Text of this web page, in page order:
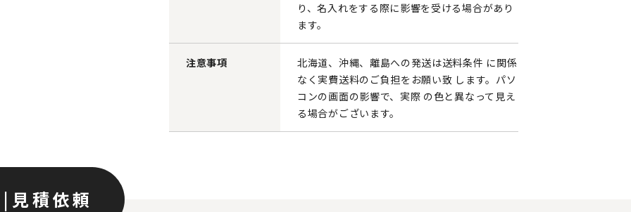
り、名入れをする際に影響を受ける場合があり
ます。
注意事項
北海道、沖縄、離島への発送は送料条件 に関係
なく実費送料のご負担をお願い致 します。パソ
コンの画面の影響で、実際 の色と異なって見え
る場合がございます。
| 見積依頼